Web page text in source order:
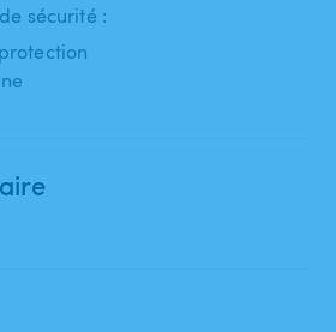
sécurité :